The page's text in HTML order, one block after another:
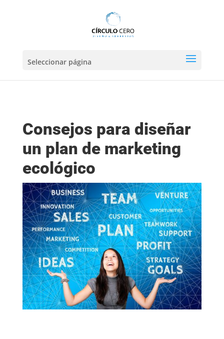
Seleccionar página
Consejos para diseñar
un plan de marketing
ecológico